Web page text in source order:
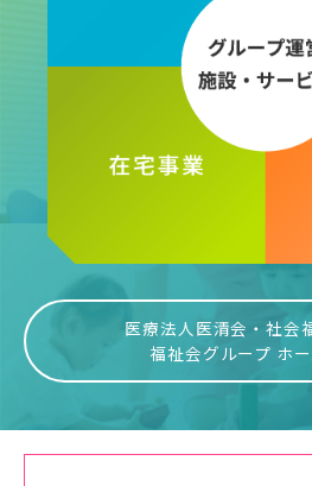
医療法人医清会・社会
福祉会グループ ホ